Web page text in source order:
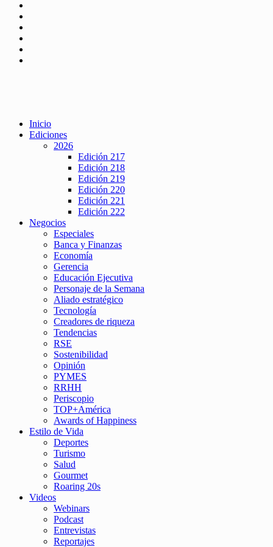
Inicio
Ediciones
2026
Edición 217
Edición 218
Edición 219
Edición 220
Edición 221
Edición 222
Negocios
Especiales
Banca y Finanzas
Economía
Gerencia
Educación Ejecutiva
Personaje de la Semana
Aliado estratégico
Tecnología
Creadores de riqueza
Tendencias
RSE
Sostenibilidad
Opinión
PYMES
RRHH
Periscopio
TOP+América
Awards of Happiness
Estilo de Vida
Deportes
Turismo
Salud
Gourmet
Roaring 20s
Videos
Webinars
Podcast
Entrevistas
Reportajes